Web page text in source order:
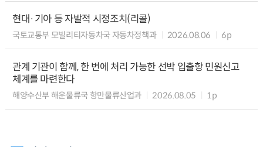
현대·기아 등 자발적 시정조치(리콜)
국토교통부 모빌리티자동차국 자동차정책과 2026.08.06 6p
관계 기관이 함께, 한 번에 처리 가능한 선박 입출항 민원신고
체계를 마련한다
해양수산부 해운물류국 항만물류산업과 2026.08.05 1p